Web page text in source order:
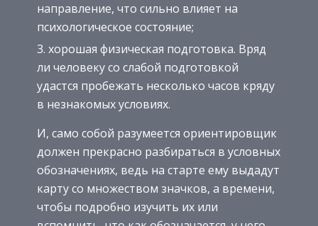
направление, что сильно влияет на
психологическое состояние;
хорошая физическая подготовка. Вряд
ли человеку со слабой подготовкой
удастся пробежать несколько часов кряду
в незнакомых условиях.
И, само собой разумеется ориентировщик
должен прекрасно разбираться в условных
обозначениях, ведь на старте ему выдадут
карту со множеством значков, а времени,
чтобы подробно изучить их или